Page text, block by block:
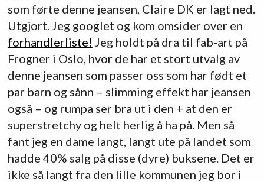
som førte denne jeansen, Claire DK er lagt ned.
Utgjort. Jeg googlet og kom omsider over en
forhandlerliste! Jeg holdt på dra til fab-art på
Frogner i Oslo, hvor de har et stort utvalg av
denne jeansen som passer oss som har født et
par barn og sånn – slimming effekt har jeansen
også – og rumpa ser bra ut i den + at den er
superstretchy og helt herlig å ha på. Men så
fant jeg en dame langt, langt ute på landet som
hadde 40% salg på disse (dyre) buksene. Det er
ikke så langt fra den lille kommunen jeg bor i